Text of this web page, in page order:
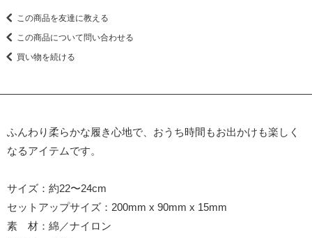
この商品を友達に教える
この商品について問い合わせる
買い物を続ける
ふんわり柔らかな履き心地で、おうち時間もお出かけも楽しく
なるアイテムです。
サイズ：約22〜24cm
セットアップサイズ：200mm x 90mm x 15mm
素 材：綿／ナイロン